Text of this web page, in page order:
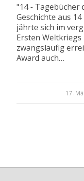
"14 - Tagebücher
Geschichte aus
jährte sich im
Ersten Weltkriegs
zwangsläufig
Award auch…
17. /